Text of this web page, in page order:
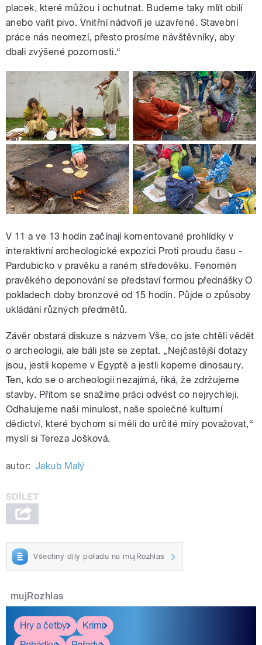
placek, které můžou i ochutnat. Budeme taky mlít obilí
anebo vařit pivo. Vnitřní nádvoří je uzavřené. Stavební
práce nás neomezí, přesto prosíme návštěvníky, aby
dbali zvýšené pozornosti.“
V 11 a ve 13 hodin začínají komentované prohlídky v
interaktivní archeologické expozici Proti proudu času -
Pardubicko v pravěku a raném středověku. Fenomén
pravěkého deponování se představí formou přednášky O
pokladech doby bronzové od 15 hodin. Půjde o způsoby
ukládání různých předmětů.
Závěr obstará diskuze s názvem Vše, co jste chtěli vědět
o archeologii, ale báli jste se zeptat. „Nejčastější dotazy
jsou, jestli kopeme v Egyptě a jestli kopeme dinosaury.
Ten, kdo se o archeologii nezajímá, říká, že zdržujeme
stavby. Přitom se snažíme práci odvést co nejrychleji.
Odhalujeme naši minulost, naše společné kulturní
dědictví, které bychom si měli do určité míry považovat,“
myslí si Tereza Jošková.
autor: Jakub Malý
Všechny díly pořadu na mujRozhlas
mujRozhlas
Hry a četby
Krimi